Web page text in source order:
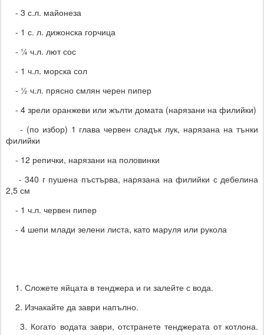
- 3 с.л. майонеза
- 1 с. л. дижонска горчица
- ¼ ч.л. лют сос
- 1 ч.л. морска сол
- ½ ч.л. прясно смлян черен пипер
- 4 зрели оранжеви или жълти домата (нарязани на филийки)
- (по избор) 1 глава червен сладък лук, нарязана на тънки
филийки
- 12 репички, нарязани на половинки
- 340 г пушена пъстърва, нарязана на филийки с дебелина
2,5 см
- 1 ч.л. червен пипер
- 4 шепи млади зелени листа, като маруля или рукола
1. Сложете яйцата в тенджера и ги залейте с вода.
2. Изчакайте да заври напълно.
3. Когато водата заври, отстранете тенджерата от котлона.